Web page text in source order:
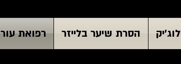
הסרת שיער בלייזר רפואת